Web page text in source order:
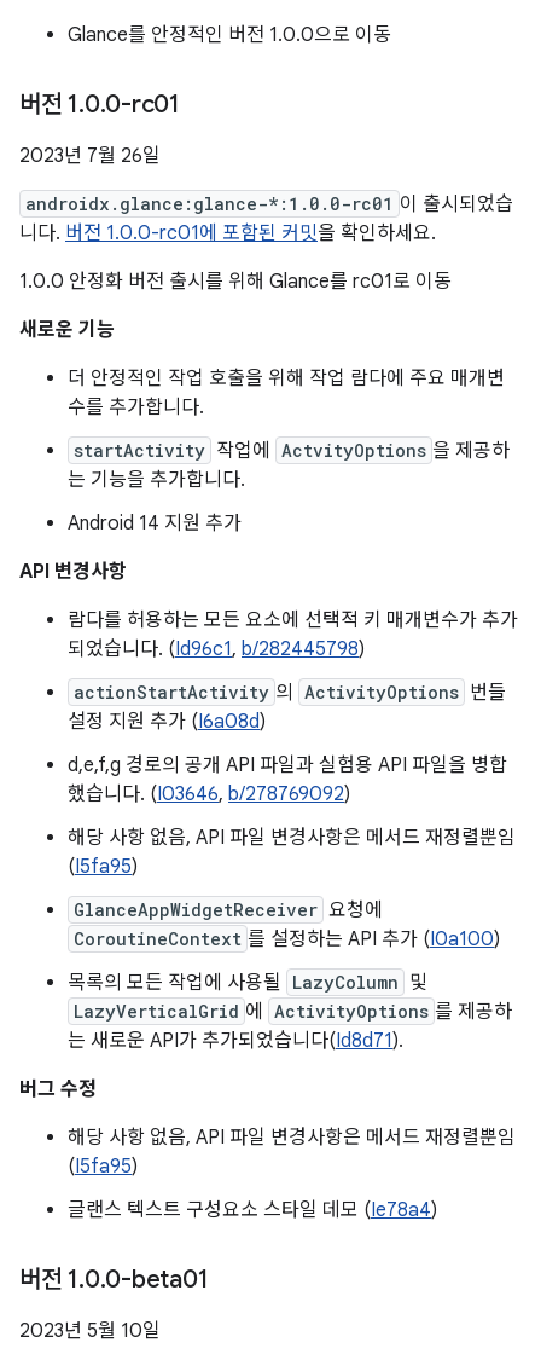
Glance를 안정적인 버전 1.0.0으로 이동
버전 1.0.0-rc01
2023년 7월 26일
androidx.glance:glance-*:1.0.0-rc01 이 출시되었습
니다. 버전 1.0.0-rc01에 포함된 커밋을 확인하세요.
1.0.0 안정화 버전 출시를 위해 Glance를 rc01로 이동
새로운 기능
더 안정적인 작업 호출을 위해 작업 람다에 주요 매개변
수를 추가합니다.
startActivity 작업에 ActvityOptions 을 제공하
는 기능을 추가합니다.
Android 14 지원 추가
API 변경사항
람다를 허용하는 모든 요소에 선택적 키 매개변수가 추가
되었습니다. (Id96c1, b/282445798)
actionStartActivity 의 ActivityOptions 번들
설정 지원 추가 (I6a08d)
d,e,f,g 경로의 공개 API 파일과 실험용 API 파일을 병합
했습니다. (I03646, b/278769092)
해당 사항 없음, API 파일 변경사항은 메서드 재정렬뿐임
(I5fa95)
GlanceAppWidgetReceiver 요청에
CoroutineContext 를 설정하는 API 추가 (I0a100)
목록의 모든 작업에 사용될 LazyColumn 및
LazyVerticalGrid 에 ActivityOptions 를 제공하
는 새로운 API가 추가되었습니다(Id8d71).
버그 수정
해당 사항 없음, API 파일 변경사항은 메서드 재정렬뿐임
(I5fa95)
글랜스 텍스트 구성요소 스타일 데모 (Ie78a4)
버전 1.0.0-beta01
2023년 5월 10일